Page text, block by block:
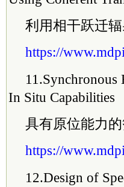
利用相干跃迁
https://
11.
In Situ Capabilities
具有原位能力
https://
12.Design of